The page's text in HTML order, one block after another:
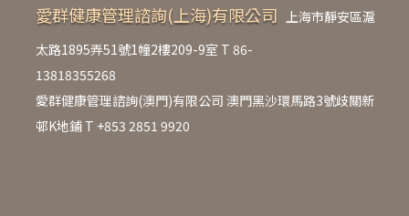
愛群健康管理諮詢(上海)有限公司 上海市靜安區滬
太路1895弄51號1幢2樓209-9室 T 86-
13818355268
愛群健康管理諮詢(澳門)有限公司 澳門黑沙環馬路3號歧關新
邨K地鋪 T +853 2851 9920